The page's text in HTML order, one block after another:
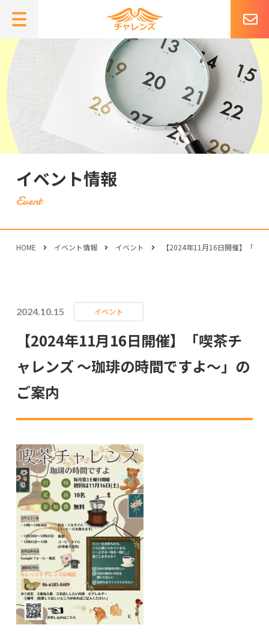
イベント情報
HOME イベント情報 イベント 【2024年11月16日開催】「喫
2024.10.15 イベント
【2024年11月16日開催】「喫茶チ
ャレンズ ～珈琲の時間ですよ～」の
ご案内